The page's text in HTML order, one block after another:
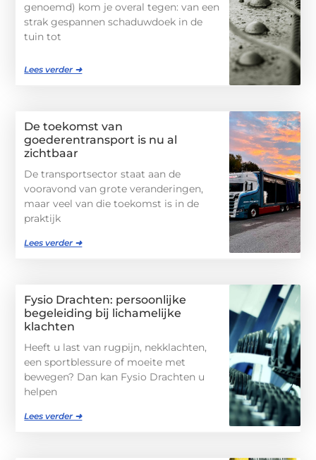
genoemd) kom je overal tegen: van een
strak gespannen schaduwdoek in de
tuin tot
Lees verder ➜
De toekomst van
goederentransport is nu al
zichtbaar
De transportsector staat aan de
vooravond van grote veranderingen,
maar veel van die toekomst is in de
praktijk
Lees verder ➜
Fysio Drachten: persoonlijke
begeleiding bij lichamelijke
klachten
Heeft u last van rugpijn, nekklachten,
een sportblessure of moeite met
bewegen? Dan kan Fysio Drachten u
helpen
Lees verder ➜